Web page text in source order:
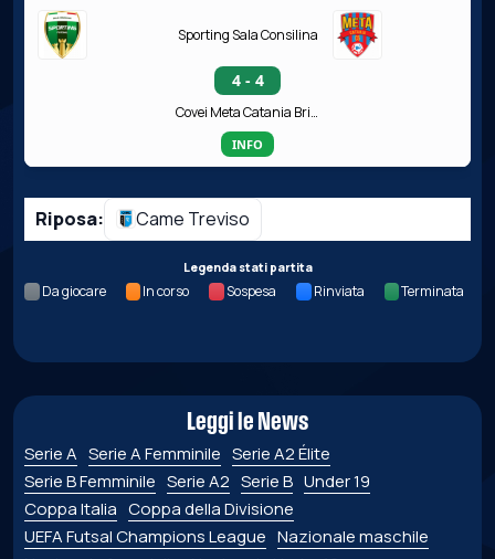
Sporting Sala Consilina
4 - 4
Covei Meta Catania Bricocity
INFO
Riposa: Came Treviso
Legenda stati partita
Da giocare In corso Sospesa Rinviata Terminata
Leggi le News
Serie A Serie A Femminile Serie A2 Élite
Serie B Femminile Serie A2 Serie B Under 19
Coppa Italia Coppa della Divisione
UEFA Futsal Champions League Nazionale maschile